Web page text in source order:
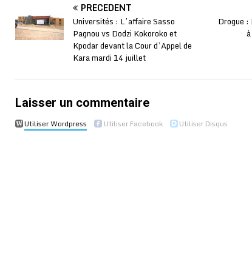
PRÉCÉDENT
Universités : L’affaire Sasso
Pagnou vs Dodzi Kokoroko et
Kpodar devant la Cour d’Appel de
Kara mardi 14 juillet
Drogue :
Laisser un commentaire
Utiliser Wordpress Utiliser Facebook Utiliser Disqus